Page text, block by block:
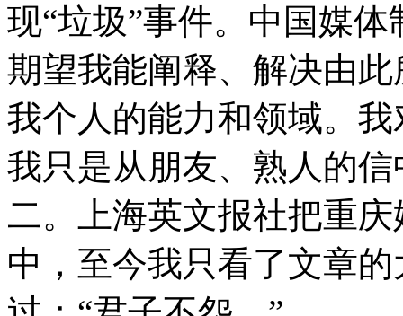
现“垃圾”事件。中国媒
期望我能阐释、解决由
我个人的能力和领域。我
我只是从朋友、熟人的
二。上海英文报社把重
中，至今我只看了文章